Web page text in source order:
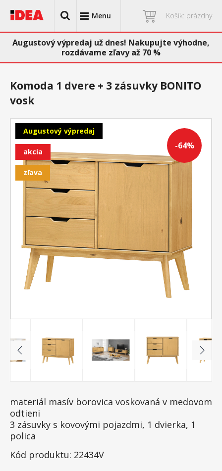
Menu Košík: prázdny
Augustový výpredaj už dnes! Nakupujte výhodne,
rozdávame zľavy až 70 %
-64%
Augustový výpredaj
akcia
zľava
Komoda 1 dvere + 3 zásuvky BONITO
vosk
materiál masív borovica voskovaná v medovom
odtieni
3 zásuvky s kovovými pojazdmi, 1 dvierka, 1
polica
Kód produktu: 22434V